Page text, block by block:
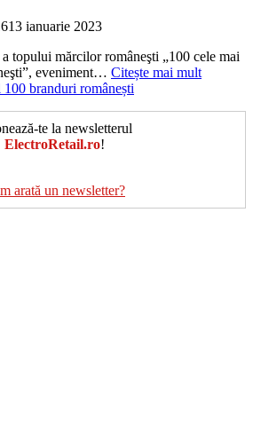
13 ianuarie 2023
topului mărcilor româneşti „100 cele mai
eveniment… Citește mai mult
branduri românești
te la newsletterul
ElectroRetail.ro!
arată un newsletter?